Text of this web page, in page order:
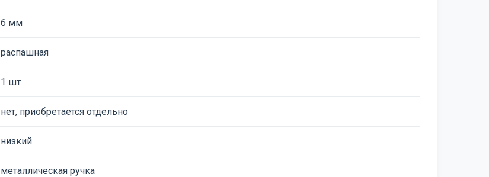
6 мм
распашная
1 шт
нет, приобретается отдельно
низкий
металлическая ручка